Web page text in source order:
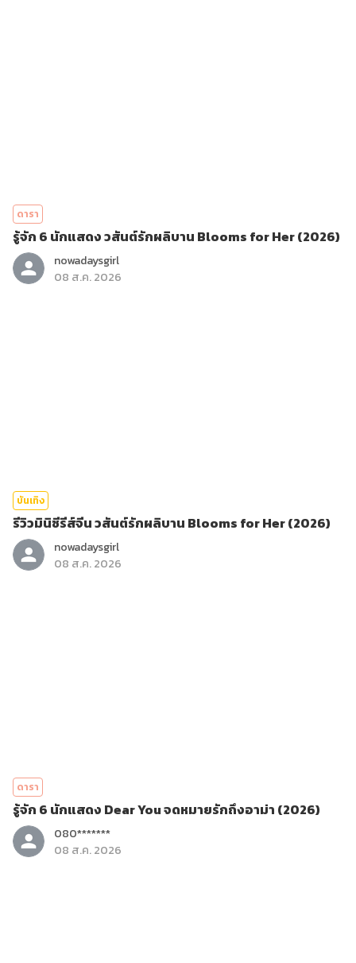
ดารา
รู้จัก 6 นักแสดง วสันต์รักผลิบาน Blooms for Her (2026)
nowadaysgirl
08 ส.ค. 2026
บันเทิง
รีวิวมินิซีรีส์จีน วสันต์รักผลิบาน Blooms for Her (2026)
nowadaysgirl
08 ส.ค. 2026
ดารา
รู้จัก 6 นักแสดง Dear You จดหมายรักถึงอาม่า (2026)
080*******
08 ส.ค. 2026